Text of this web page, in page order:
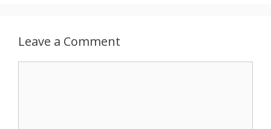
Leave a Comment